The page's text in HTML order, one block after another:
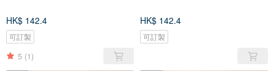
HK$ 142.4
可訂製
5 (1)
HK$ 142.4
可訂製